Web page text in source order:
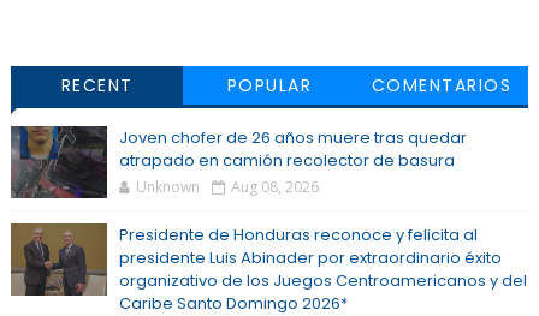
RECENT POPULAR COMENTARIOS
Joven chofer de 26 años muere tras quedar
atrapado en camión recolector de basura
Unknown Aug 08, 2026
Presidente de Honduras reconoce y felicita al
presidente Luis Abinader por extraordinario éxito
organizativo de los Juegos Centroamericanos y del
Caribe Santo Domingo 2026*